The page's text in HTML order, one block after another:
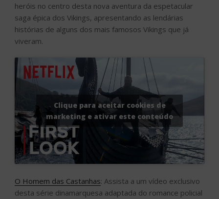
heróis no centro desta nova aventura da espetacular
saga épica dos Vikings, apresentando as lendárias
histórias de alguns dos mais famosos Vikings que já
viveram.
Clique para aceitar cookies de
marketing e ativar este conteúdo
O Homem das Castanhas: Assista a um vídeo exclusivo
desta série dinamarquesa adaptada do romance policial